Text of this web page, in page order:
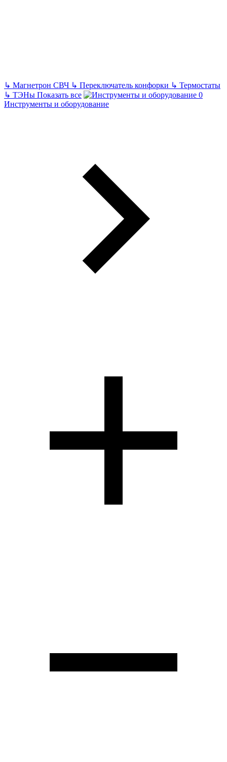
↳ Магнетрон СВЧ ↳ Переключатель конфорки ↳ Термостаты
↳ ТЭНы Показать все
Инструменты и оборудование